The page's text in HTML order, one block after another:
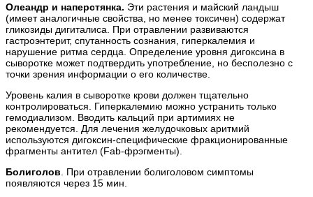
Олеандр и наперстянка. Эти растения и майский ландыш
(имеет аналогичные свойства, но менее токсичен) содержат
гликозиды дигиталиса. При отравлении развиваются
гастроэнтерит, спутанность сознания, гиперкалемия и
нарушение ритма сердца. Определение уровня дигоксина в
сыворотке может подтвердить употребление, но бесполезно с
точки зрения информации о его количестве.
Уровень калия в сыворотке крови должен тщательно
контролироваться. Гиперкалемию можно устранить только
гемодиализом. Вводить кальций при артимиях не
рекомендуется. Для лечения желудочковых аритмий
используются дигоксин-специфические фракционированные
фрагменты антител (Fab-фрэгменты).
Болиголов . При отравлении болиголовом симптомы
появляются через 15 мин.